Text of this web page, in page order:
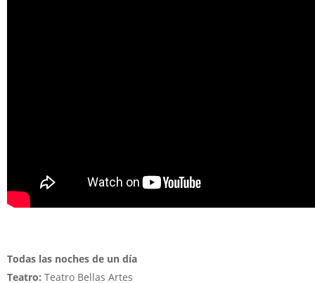
Todas las noches de un día
Teatro: Teatro Bellas Artes